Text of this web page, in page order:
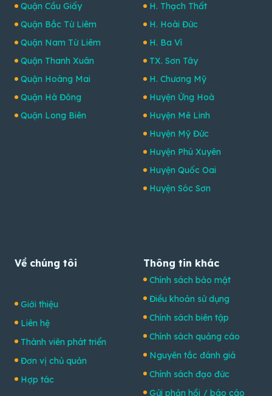
Quận Cầu Giấy
Quận Bắc Từ Liêm
Quận Nam Từ Liêm
Quận Thanh Xuân
Quận Hoàng Mai
Quận Hà Đông
Quận Long Biên
H. Thạch Thất
H. Hoài Đức
H. Ba Vì
TX. Sơn Tây
H. Chương Mỹ
Huyện Ứng Hoà
Huyện Mê Linh
Huyện Mỹ Đức
Huyện Phú Xuyên
Huyện Quốc Oai
Huyện Sóc Sơn
Về chúng tôi
Giới thiệu
Liên hệ
Thành viên phát triển
Đơn vị chủ quản
Hợp tác
Thông tin khác
Chính sách bảo mật
Điều khoản sử dụng
Chính sách biên tập
Chính sách quảng cáo
Nguyên tắc đánh giá
Chính sách đạo đức
Gửi phản hồi / báo cáo